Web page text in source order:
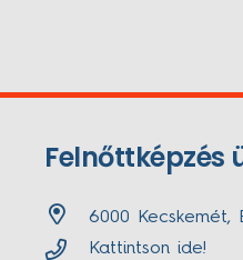
Felnőttképzés
6000 Kecskemét,
Kattintson ide!